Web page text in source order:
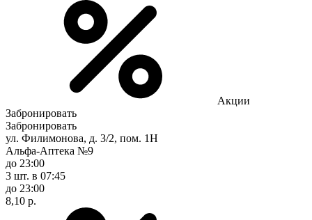
Акции
Забронировать
Забронировать
ул. Филимонова, д. 3/2, пом. 1Н
Альфа-Аптека №9
до 23:00
3 шт. в 07:45
до 23:00
8,10 р.